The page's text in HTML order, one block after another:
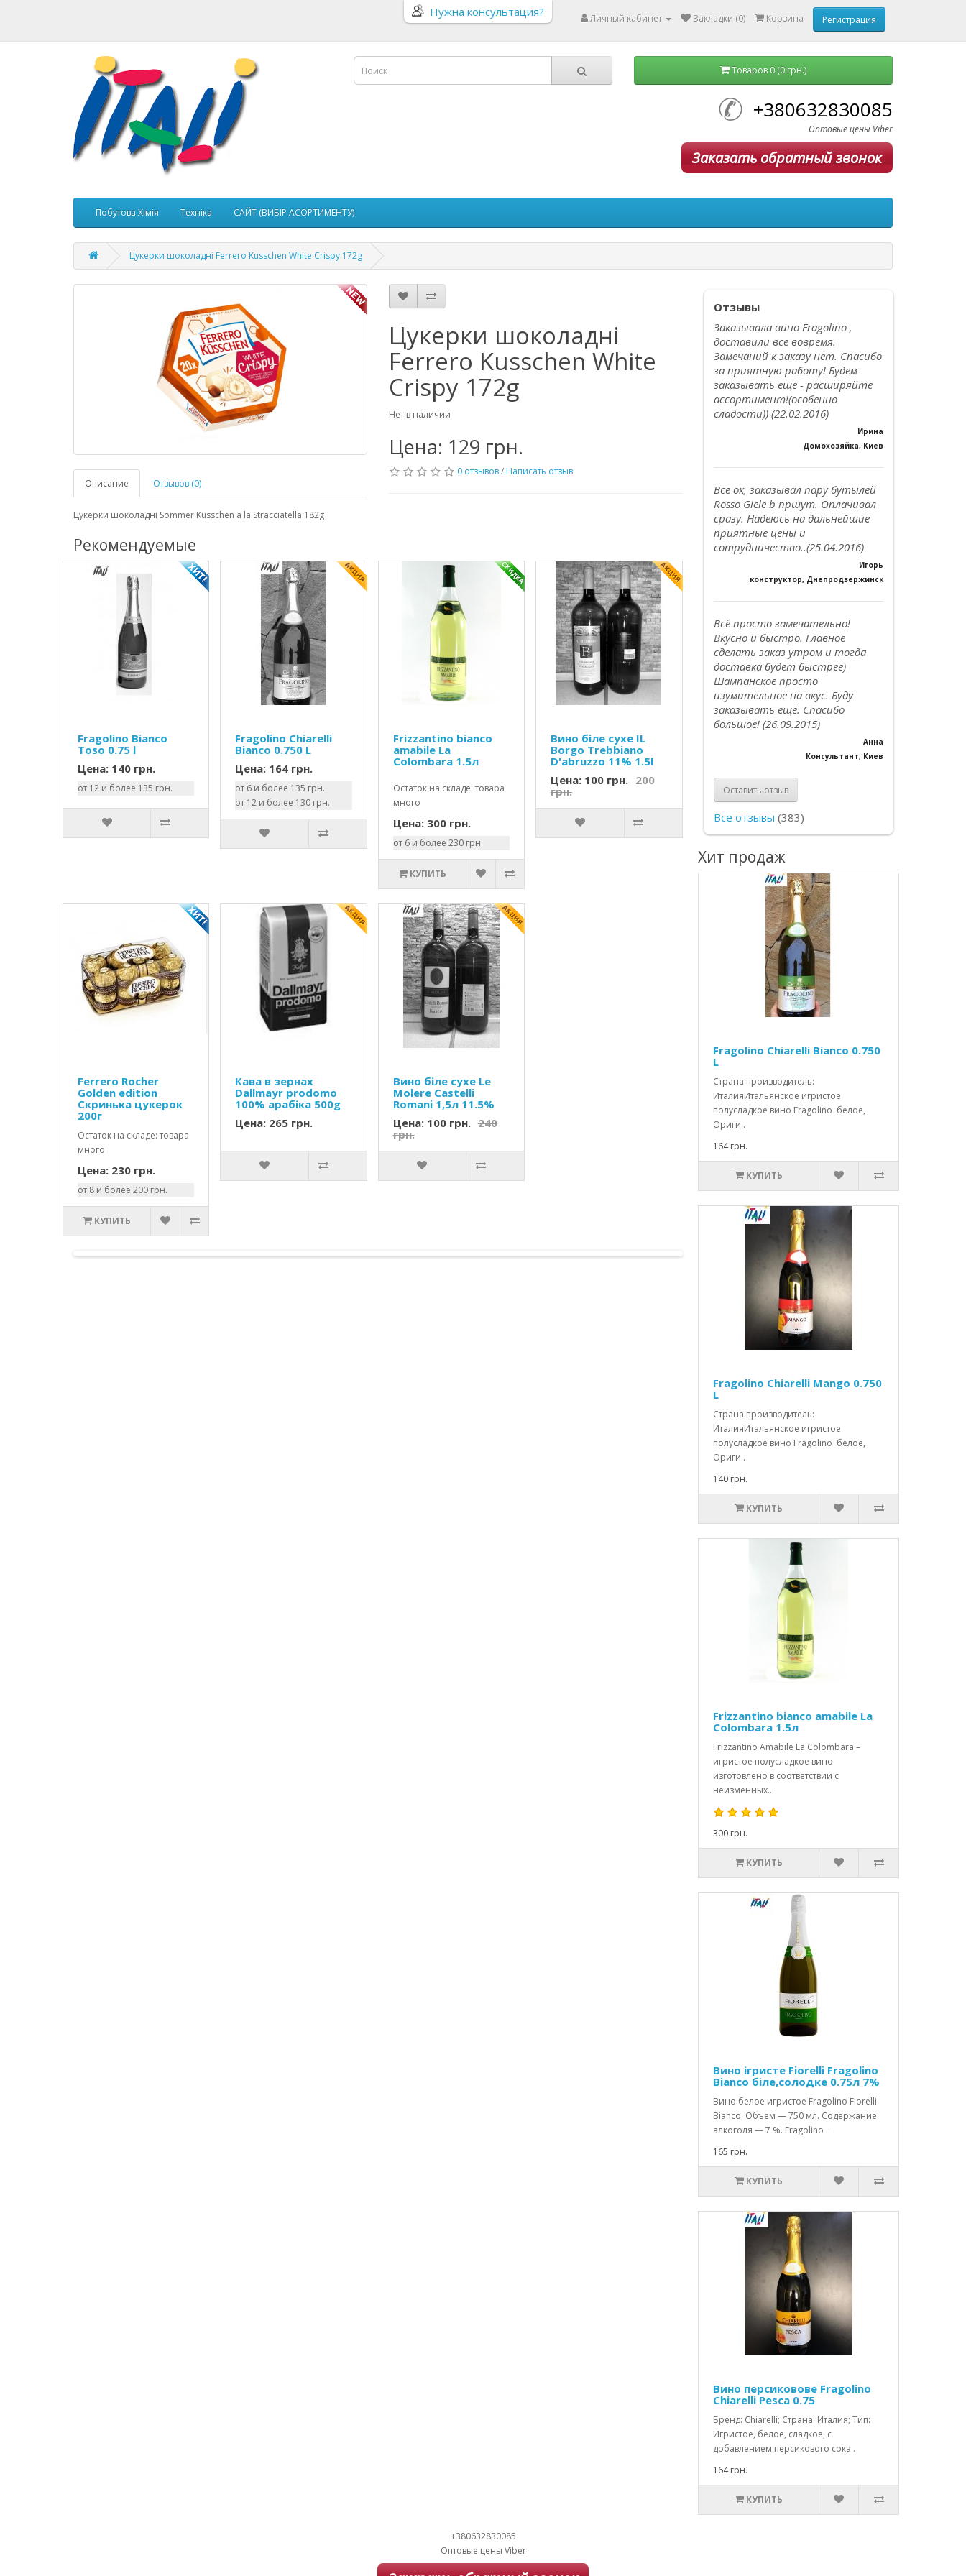
Личный кабинет Закладки (0) Корзина Регистрация
Нужна консультация?
Товаров 0 (0 грн.)
+380632830085
Оптовые цены Viber
Заказать обратный звонок
Побутова Хімія Техніка САЙТ (ВИБІР АСОРТИМЕНТУ)
Цукерки шоколадні Ferrero Kusschen White Crispy 172g
Описание Отзывов (0)
Цукерки шоколадні Sommer Kusschen a la Stracciatella 182g
Цукерки шоколадні
Ferrero Kusschen White
Crispy 172g
Нет в наличии
Цена: 129 грн.
0 отзывов/ Написать отзыв
Рекомендуемые
Fragolino Bianco
Toso 0.75 l
Цена: 140 грн.
от 12 и более 135 грн.
Fragolino Chiarelli
Bianco 0.750 L
Цена: 164 грн.
от 6 и более 135 грн.
от 12 и более 130 грн.
Frizzantino bianco
amabile La
Colombara 1.5л
Остаток на складе: товара
много
Цена: 300 грн.
от 6 и более 230 грн.
КУПИТЬ
Вино біле сухе IL
Borgo Trebbiano
D'abruzzo 11% 1.5l
Цена: 100 грн. 200
грн.
Ferrero Rocher
Golden edition
Скринька цукерок
200г
Остаток на складе: товара
много
Цена: 230 грн.
от 8 и более 200 грн.
КУПИТЬ
Кава в зернах
Dallmayr prodomo
100% арабіка 500g
Цена: 265 грн.
Вино біле сухе Le
Molere Castelli
Romani 1,5л 11.5%
Цена: 100 грн. 240
грн.
Отзывы
Заказывала вино Fragolino ,
доставили все вовремя.
Замечаний к заказу нет. Спасибо
за приятную работу! Будем
заказывать ещё - расширяйте
ассортимент!(особенно
сладости)) (22.02.2016)
Ирина
Домохозяйка, Киев
Все ок, заказывал пару бутылей
Rosso Giele b пршут. Оплачивал
сразу. Надеюсь на дальнейшие
приятные цены и
сотрудничество..(25.04.2016)
Игорь
конструктор, Днепродзержинск
Всё просто замечательно!
Вкусно и быстро. Главное
сделать заказ утром и тогда
доставка будет быстрее)
Шампанское просто
изумительное на вкус. Буду
заказывать ещё. Спасибо
большое! (26.09.2015)
Анна
Консультант, Киев
Оставить отзыв
Все отзывы (383)
Хит продаж
Fragolino Chiarelli Bianco 0.750
L
Страна производитель:
ИталияИтальянское игристое
полусладкое вино Fragolino белое,
Ориги..
164 грн.
КУПИТЬ
Fragolino Chiarelli Mango 0.750
L
Страна производитель:
ИталияИтальянское игристое
полусладкое вино Fragolino белое,
Ориги..
140 грн.
КУПИТЬ
Frizzantino bianco amabile La
Colombara 1.5л
Frizzantino Amabile La Colombara –
игристое полусладкое вино
изготовлено в соответствии с
неизменных..
300 грн.
КУПИТЬ
Вино ігристе Fiorelli Fragolino
Bianco біле,солодке 0.75л 7%
Вино белое игристое Fragolino Fiorelli
Bianco. Объем — 750 мл. Содержание
алкоголя — 7 %. Fragolino ..
165 грн.
КУПИТЬ
Вино персиковове Fragolino
Chiarelli Pesca 0.75
Бренд: Chiarelli; Страна: Италия; Тип:
Игристое, белое, сладкое, с
добавлением персикового сока..
164 грн.
КУПИТЬ
+380632830085
Оптовые цены Viber